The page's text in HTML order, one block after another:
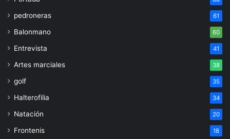
pedroneras 61
Balonmano 60
Entrevista 41
Artes marciales 38
golf 35
Halterofilia 34
Natación 20
Frontenis 18